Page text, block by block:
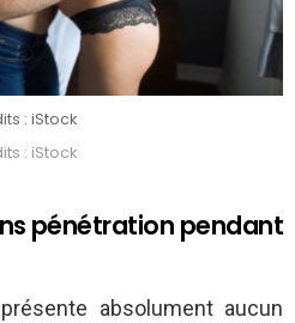
: iStock
: iStock
pénétration pendant
absolument aucun